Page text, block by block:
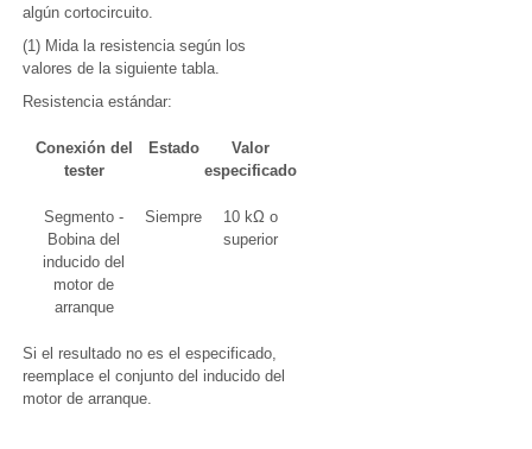
algún cortocircuito.
(1) Mida la resistencia según los
valores de la siguiente tabla.
Resistencia estándar:
Conexión del
tester
Estado
Valor
especificado
Segmento -
Bobina del
inducido del
motor de
arranque
Siempre
10 kΩ o
superior
Si el resultado no es el especificado,
reemplace el conjunto del inducido del
motor de arranque.